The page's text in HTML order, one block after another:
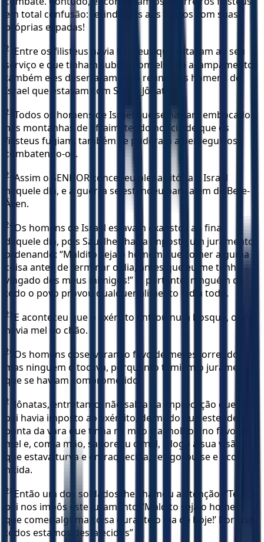
em total confusão: ferindo uns aos outros com suas
próprias espadas!
21
Entre os filisteus havia hebreus que estavam ao seu
serviço e que tinham subido com eles ao acampamento;
também eles desertaram para reunir aos homens de
Israel que estavam com Saul e Jônatas.
22 Todos os homens de Israel que se haviam embocado
nas montanhas de Efraim, tendo notícia de que os
filisteus fugiam, também se puderam a persegui-los,
combatendo-os.
23 Assim o SENHOR concedeu plena vitória a Israel
naquele dia, e a guerra se estendeu para além de Bete-
Áven.
24 Os homens de Israel estavam exaustos ao final
daquele dia, pois Saul lhes havia imposto um juramento,
ordenando: “Maldito seja o homem que comer alguma
coisa antes de terminar o dia, antes que eu me tenha
vingado dos meus inimigos!” E, portanto, ninguém de
todo o povo provou qualquer alimento o dia todo.
25 E aconteceu que o exército entrou num bosque, onde
havia mel no chão.
26 Os homens observaram o favo de mel escorrendo,
mas ninguém o tocava, porquanto temiam o juramento
que se haviam comprometido.
27 Jônatas, entretanto, não sabia da imprecação que seu
pai havia imposto ao exército, de modo que estendeu a
ponta da vara que tinha na mão e a molhou no favo de
mel e, com a mão, saboreou o mel, e logo a sua visão
que estava turva e enfraquecida, revigorou-se e ficou
nítida.
28 Então um dos soldados lhe chamou a atenção: “Teu
pai nos impôs este juramento: ‘Maldito seja o homem
que comer alguma coisa durante o dia de hoje!’ Por isso
todos estamos desfalecidos”